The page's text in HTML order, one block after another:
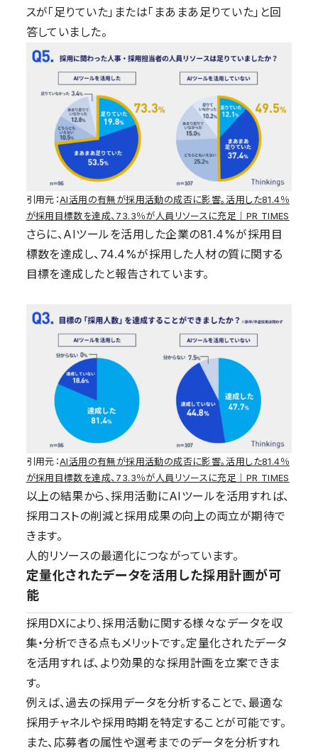
スが「足りていた」または「まあまあ足りていた」と回
答していました。
引用元：AI活用の有無が採用活動の成否に影響。活用した81.4％
が採用目標数を達成、73.3％が人員リソースに充足｜PR TIMES
さらに、AIツールを活用した企業の81.4%が採用目
標数を達成し、74.4%が採用した人材の質に関する
目標を達成したと報告されています。
引用元：AI活用の有無が採用活動の成否に影響。活用した81.4％
が採用目標数を達成、73.3％が人員リソースに充足｜PR TIMES
以上の結果から、採用活動にAIツールを活用すれば、
採用コストの削減と採用成果の向上の両立が期待で
きます。
人的リソースの最適化につながっています。
定量化されたデータを活用した採用計画が可
能
採用DXにより、採用活動に関する様々なデータを収
集・分析できる点もメリットです。定量化されたデータ
を活用すれば、より効果的な採用計画を立案できま
す。
例えば、過去の採用データを分析することで、最適な
採用チャネルや採用時期を特定することが可能です。
また、応募者の属性や選考までのデータを分析すれ